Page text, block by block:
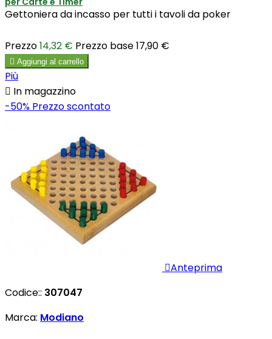
Gettoniera da incasso per tutti i tavoli da poker
Prezzo14,32 € Prezzo base17,90 €
 Aggiungi al carrello
Più
 In magazzino
-50% Prezzo scontato
Anteprima
Codice:: 307047
Marca: Modiano